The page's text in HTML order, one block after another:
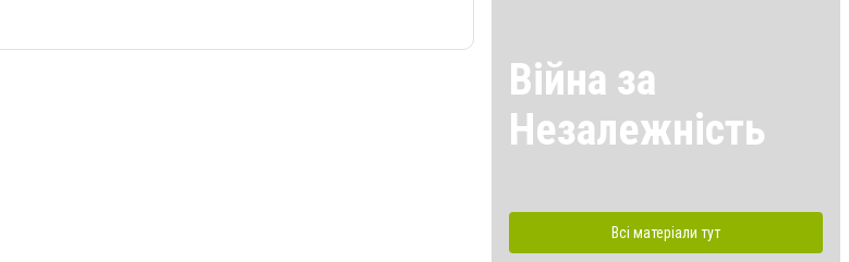
Війна за
Незалежність
Всі матеріали тут